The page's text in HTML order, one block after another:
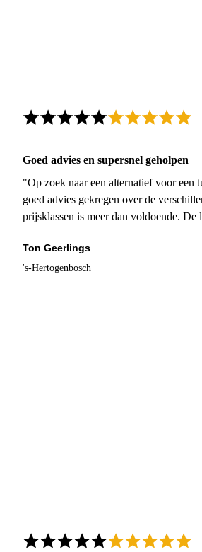
Goed advies en supersnel geholpen
"Op zoek naar een alternatief voor een
goed advies gekregen over de
prijsklassen is meer dan voldoende.
Ton Geerlings
's-Hertogenbosch